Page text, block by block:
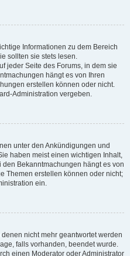
Informationen zu dem Bereich
sollten sie stets lesen.
jeder Seite des Forums, in dem sie
hängt es von Ihren
erstellen können oder nicht.
Administration vergeben.
unter den Ankündigungen und
haben meist einen wichtigen Inhalt,
Bekanntmachungen hängt es von
Themen erstellen können oder nicht;
ein.
nicht mehr geantwortet werden
falls vorhanden, beendet wurde.
einen Moderator oder Administrator